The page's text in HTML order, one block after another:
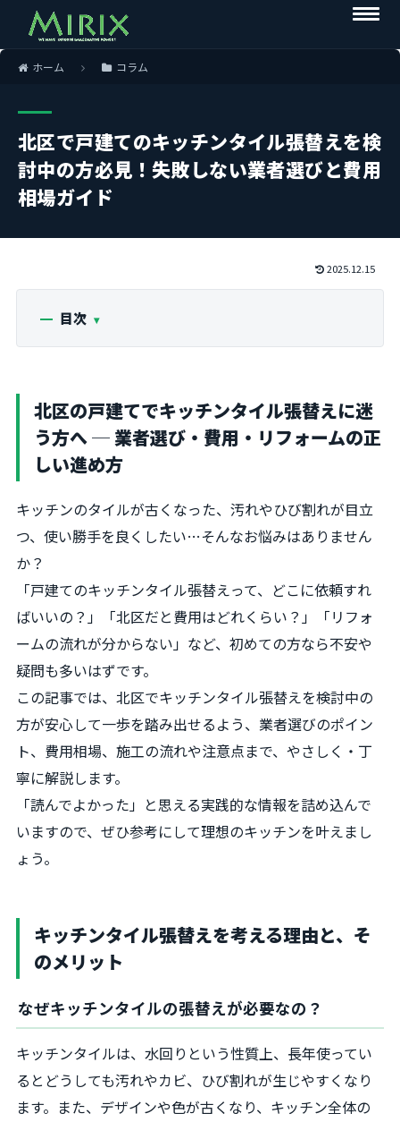
ホーム コラム
北区で戸建てのキッチンタイル張替えを検
討中の方必見！失敗しない業者選びと費用
相場ガイド
2025.12.15
目次
北区の戸建てでキッチンタイル張替えに迷
う方へ ─ 業者選び・費用・リフォームの正
しい進め方
キッチンのタイルが古くなった、汚れやひび割れが目立
つ、使い勝手を良くしたい…そんなお悩みはありません
か？
「戸建てのキッチンタイル張替えって、どこに依頼すれ
ばいいの？」「北区だと費用はどれくらい？」「リフォ
ームの流れが分からない」など、初めての方なら不安や
疑問も多いはずです。
この記事では、北区でキッチンタイル張替えを検討中の
方が安心して一歩を踏み出せるよう、業者選びのポイン
ト、費用相場、施工の流れや注意点まで、やさしく・丁
寧に解説します。
「読んでよかった」と思える実践的な情報を詰め込んで
いますので、ぜひ参考にして理想のキッチンを叶えまし
ょう。
キッチンタイル張替えを考える理由と、そ
のメリット
なぜキッチンタイルの張替えが必要なの？
キッチンタイルは、水回りという性質上、長年使ってい
るとどうしても汚れやカビ、ひび割れが生じやすくなり
ます。また、デザインや色が古くなり、キッチン全体の